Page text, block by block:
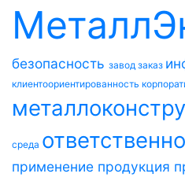
безопасность завод заказ
клиентоориентированность
среда
применение продукция